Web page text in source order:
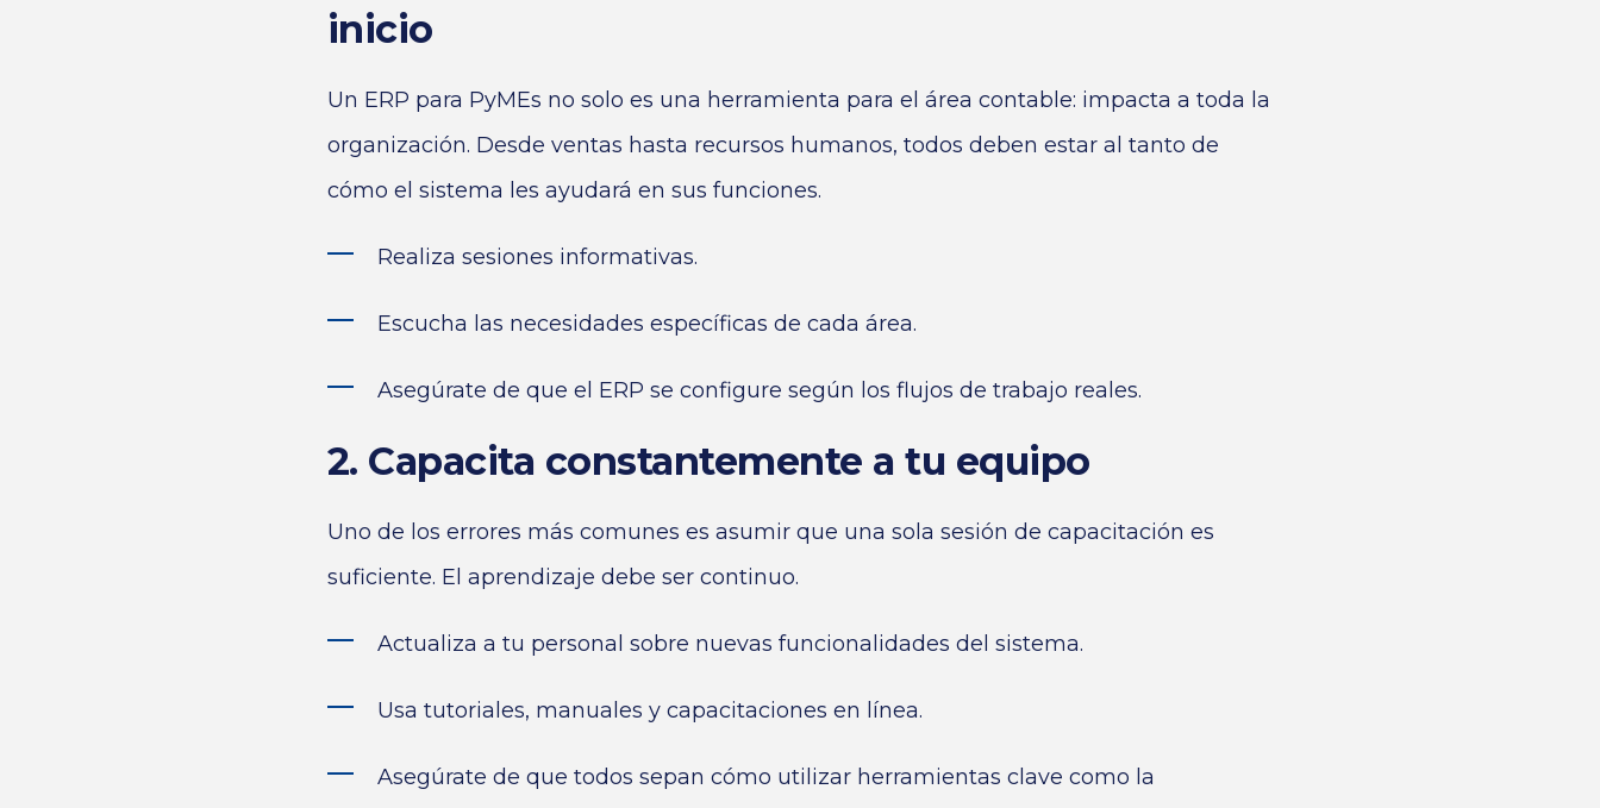
inicio
Un ERP para PyMEs no solo es una herramienta para el área contable: impacta a toda la
organización. Desde ventas hasta recursos humanos, todos deben estar al tanto de
cómo el sistema les ayudará en sus funciones.
Realiza sesiones informativas.
Escucha las necesidades específicas de cada área.
Asegúrate de que el ERP se configure según los flujos de trabajo reales.
2. Capacita constantemente a tu equipo
Uno de los errores más comunes es asumir que una sola sesión de capacitación es
suficiente. El aprendizaje debe ser continuo.
Actualiza a tu personal sobre nuevas funcionalidades del sistema.
Usa tutoriales, manuales y capacitaciones en línea.
Asegúrate de que todos sepan cómo utilizar herramientas clave como la